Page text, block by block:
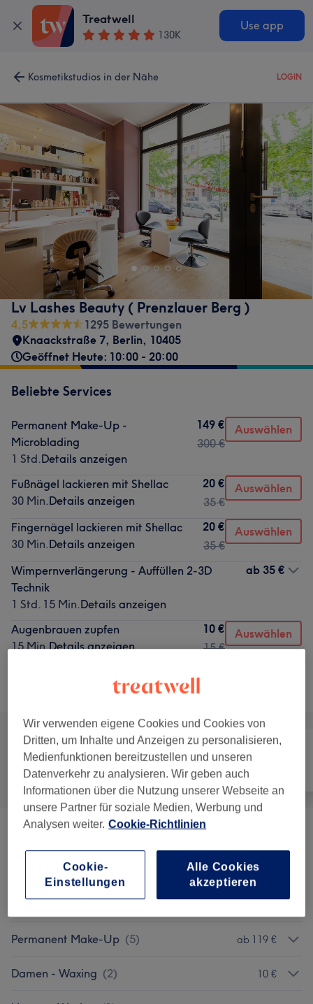
Treatwell
130K
Use app
Kosmetikstudios in der Nähe LOGIN
Lv Lashes Beauty ( Prenzlauer Berg )
4,5
1295 Bewertungen
Knaackstraße 7, Berlin, 10405
Geöffnet Heute: 10:00 - 20:00
Beliebte Services
Permanent Make-Up -
Microblading
1 Std.Details anzeigen
149 €
300 €
Auswählen
Fußnägel lackieren mit Shellac
30 Min.Details anzeigen
20 €
35 €
Auswählen
Fingernägel lackieren mit Shellac
30 Min.Details anzeigen
20 €
35 €
Auswählen
Wimpernverlängerung - Auffüllen 2-3D
Technik
1 Std. 15 Min.Details anzeigen
ab 35 €
Augenbrauen zupfen
15 Min.Details anzeigen
10 €
15 €
Auswählen
Alle Friseur
Augenbrauen & Wimpernbehandlungen (8) ab 10 €
Permanent Make-Up (5) ab 119 €
Damen - Waxing (2) 10 €
Wir verwenden eigene Cookies und Cookies von
Dritten, um Inhalte und Anzeigen zu personalisieren,
Medienfunktionen bereitzustellen und unseren
Datenverkehr zu analysieren. Wir geben auch
Informationen über die Nutzung unserer Webseite an
unsere Partner für soziale Medien, Werbung und
Analysen weiter. Cookie-Richtlinien
Cookie-
Einstellungen
Alle Cookies
akzeptieren